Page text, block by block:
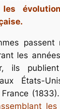
les
passent
les
ils
aux États-